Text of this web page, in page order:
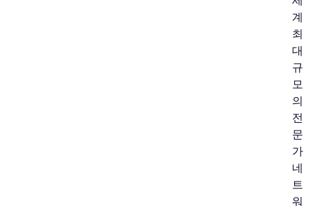
계
최
대
규
모
의
전
문
가
네
트
워